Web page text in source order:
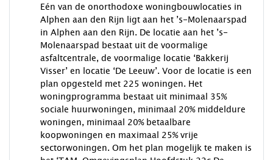
Eén van de onorthodoxe woningbouwlocaties in
Alphen aan den Rijn ligt aan het ’s-Molenaarspad
in Alphen aan den Rijn. De locatie aan het ’s-
Molenaarspad bestaat uit de voormalige
asfaltcentrale, de voormalige locatie ‘Bakkerij
Visser’ en locatie ‘De Leeuw’. Voor de locatie is een
plan opgesteld met 225 woningen. Het
woningprogramma bestaat uit minimaal 35%
sociale huurwoningen, minimaal 20% middeldure
woningen, minimaal 20% betaalbare
koopwoningen en maximaal 25% vrije
sectorwoningen. Om het plan mogelijk te maken is